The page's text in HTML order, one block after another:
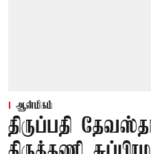
ஆன்மிகம்
திருப்பதி